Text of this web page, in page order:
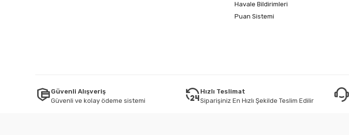
Havale Bildirimleri
Puan Sistemi
Güvenli Alışveriş
Güvenli ve kolay ödeme sistemi
Hızlı Teslimat
Siparişiniz En Hızlı Şekilde Teslim Edilir